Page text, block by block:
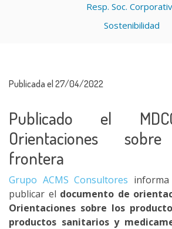
Resp. Soc.
Sostenibilidad
Publicada el 27/04/2022
Publicado el
Orientaciones
frontera
Grupo ACMS Consultores
publicar el documento de
Orientaciones sobre los
productos sanitarios y